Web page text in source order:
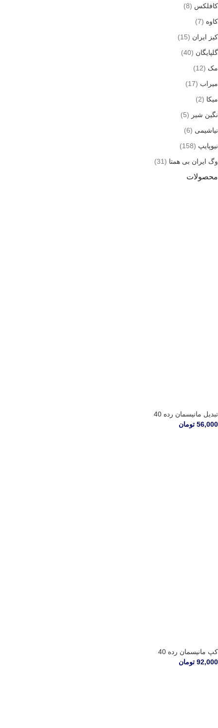
کافلکس (8)
کاوه (7)
کیز ایران (15)
گلپایگان (40)
مک (12)
میراب (17)
میکا (2)
نگین شیر (5)
نیاشیمی (6)
نیوپایپ (158)
وگ ایران بی همتا (31)
محصولات
تبدیل مانیسمان رده 40
56,000 تومان
کپ مانیسمان رده 40
92,000 تومان